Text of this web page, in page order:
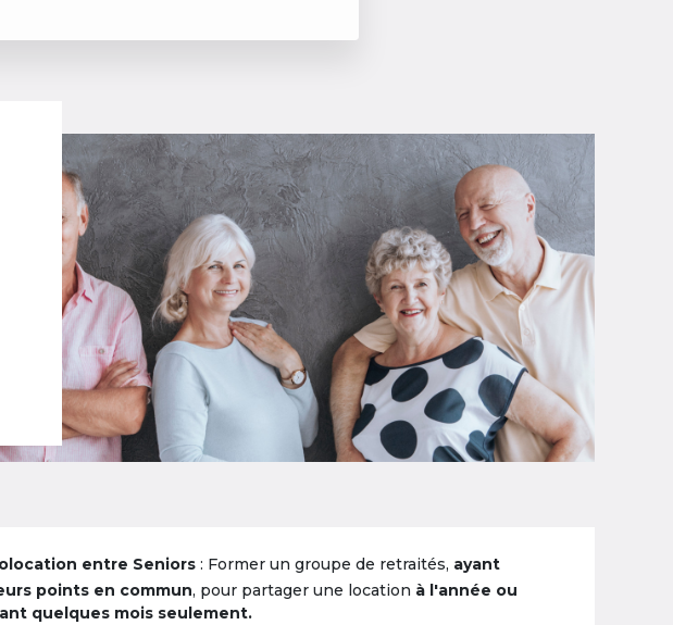
entre Seniors : Former un groupe de retraités, ayant
points en commun, pour partager une location à l'année ou
quelques mois seulement.